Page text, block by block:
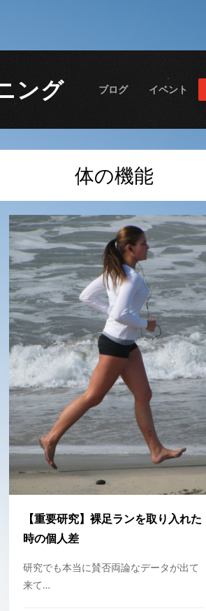
ング ブログ イベント
体の機能
【重要研究】裸足ランを取り入れた
時の個人差
研究でも本当に賛否両論なデータが出て
来て…